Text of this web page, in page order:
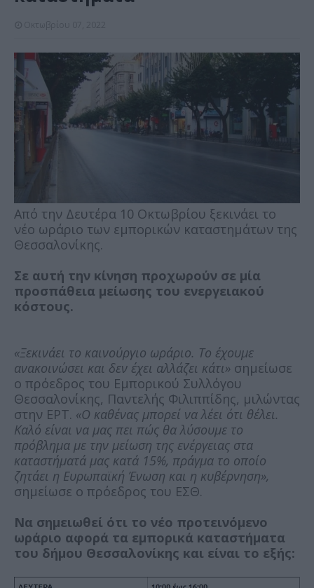
Από την Δευτέρα 10 Οκτωβρίου ξεκινάει το
νέο ωράριο των εμπορικών καταστημάτων της
Θεσσαλονίκης.
Σε αυτή την κίνηση προχωρούν σε μία
προσπάθεια μείωσης του ενεργειακού
κόστους.
«Ξεκινάει το καινούργιο ωράριο. Το έχουμε
ανακοινώσει και δεν έχει αλλάζει κάτι» σημείωσε
ο πρόεδρος του Εμπορικού Συλλόγου
Θεσσαλονίκης, Παντελής Φιλιππίδης, μιλώντας
στην ΕΡΤ. «Ο καθένας μπορεί να λέει ότι θέλει.
Καλό είναι να μας πει πώς θα λύσουμε το
πρόβλημα με την μείωση της ενέργειας στα
καταστήματά μας κατά 15%, πράγμα το οποίο
ζητάει η Ευρωπαϊκή Ένωση και η κυβέρνηση»,
σημείωσε ο πρόεδρος του ΕΣΘ.
Να σημειωθεί ότι το νέο προτεινόμενο
ωράριο αφορά τα εμπορικά καταστήματα
του δήμου Θεσσαλονίκης και είναι το εξής: